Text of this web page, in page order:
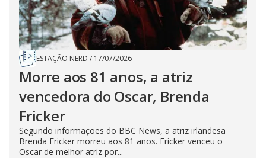
ESTAÇÃO NERD / 17/07/2026
Morre aos 81 anos, a atriz
vencedora do Oscar, Brenda
Fricker
Segundo informações do BBC News, a atriz irlandesa
Brenda Fricker morreu aos 81 anos. Fricker venceu o
Oscar de melhor atriz por...